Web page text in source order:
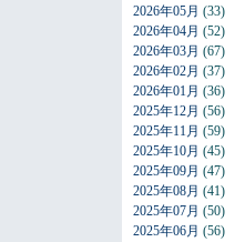
2026年05月 (33)
2026年04月 (52)
2026年03月 (67)
2026年02月 (37)
2026年01月 (36)
2025年12月 (56)
2025年11月 (59)
2025年10月 (45)
2025年09月 (47)
2025年08月 (41)
2025年07月 (50)
2025年06月 (56)